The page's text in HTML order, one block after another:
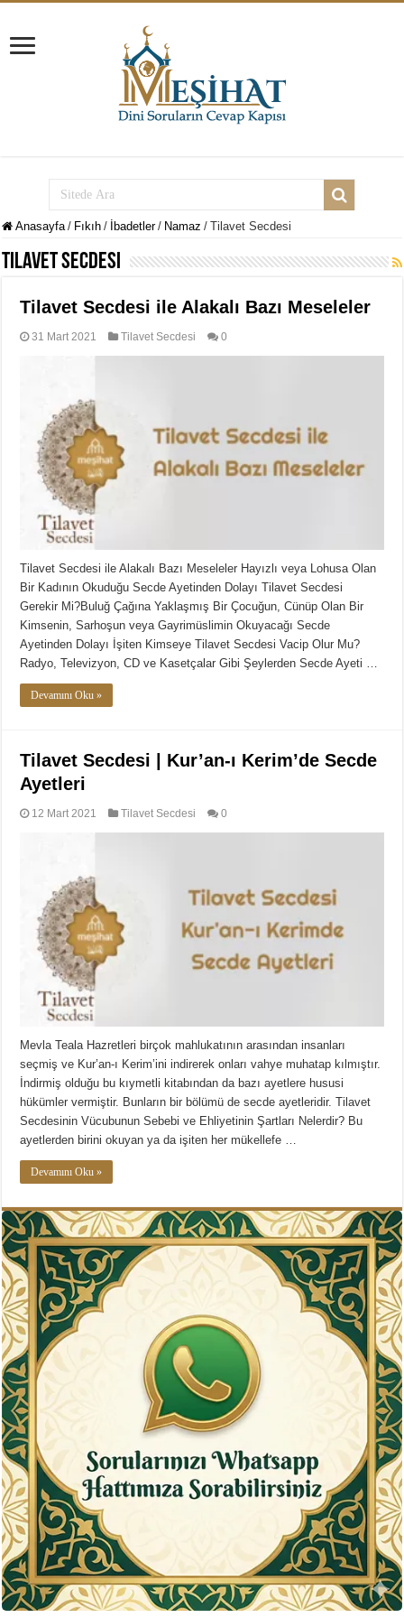
Anasayfa / Fıkıh / İbadetler / Namaz / Tilavet Secdesi
Tilavet Secdesi
Tilavet Secdesi ile Alakalı Bazı Meseleler
31 Mart 2021 Tilavet Secdesi 0
Tilavet Secdesi ile Alakalı Bazı Meseleler Hayızlı veya Lohusa Olan
Bir Kadının Okuduğu Secde Ayetinden Dolayı Tilavet Secdesi
Gerekir Mi?Buluğ Çağına Yaklaşmış Bir Çocuğun, Cünüp Olan Bir
Kimsenin, Sarhoşun veya Gayrimüslimin Okuyacağı Secde
Ayetinden Dolayı İşiten Kimseye Tilavet Secdesi Vacip Olur Mu?
Radyo, Televizyon, CD ve Kasetçalar Gibi Şeylerden Secde Ayeti …
Devamını Oku »
Tilavet Secdesi | Kur’an-ı Kerim’de Secde
Ayetleri
12 Mart 2021 Tilavet Secdesi 0
Mevla Teala Hazretleri birçok mahlukatının arasından insanları
seçmiş ve Kur’an-ı Kerim’ini indirerek onları vahye muhatap kılmıştır.
İndirmiş olduğu bu kıymetli kitabından da bazı ayetlere hususi
hükümler vermiştir. Bunların bir bölümü de secde ayetleridir. Tilavet
Secdesinin Vücubunun Sebebi ve Ehliyetinin Şartları Nelerdir? Bu
ayetlerden birini okuyan ya da işiten her mükellefe …
Devamını Oku »